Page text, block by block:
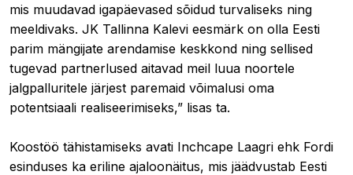
mis muudavad igapäevased sõidud turvaliseks ning
meeldivaks. JK Tallinna Kalevi eesmärk on olla Eesti
parim mängijate arendamise keskkond ning sellised
tugevad partnerlused aitavad meil luua noortele
jalgpalluritele järjest paremaid võimalusi oma
potentsiaali realiseerimiseks,” lisas ta.
Koostöö tähistamiseks avati Inchcape Laagri ehk Fordi
esinduses ka eriline ajaloonäitus, mis jäädvustab Eesti